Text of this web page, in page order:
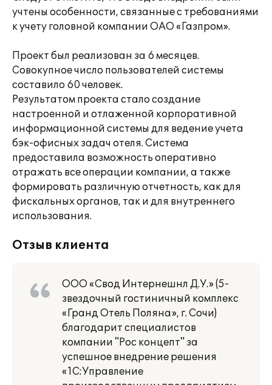
учтены особенности, связанные с требованиями
к учету головной компании ОАО «Газпром».
Проект был реализован за 6 месяцев.
Совокупное число пользователей системы
составило 60 человек.
Результатом проекта стало создание
настроенной и отлаженной корпоративной
информационной системы для ведение учета
бэк-офисных задач отеля. Система
предоставила возможность оперативно
отражать все операции компании, а также
формировать различную отчетность, как для
фискальных органов, так и для внутреннего
использования.
Отзыв клиента
ООО «Свод Интернешнл Д.У.» (5-
звездочный гостиничный комплекс
«Гранд Отель Поляна», г. Сочи)
благодарит специалистов
компании "Рос концепт" за
успешное внедрение решения
«1С:Управление